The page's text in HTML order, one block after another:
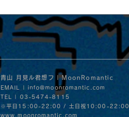
青山 月見ル君想フ | MoonRomantic
EMAIL |
info@moonromantic.com
TEL | 03-5474-8115
※平日15:00-22:00 / 土日祝10:00-22:00
www.moonromantic.com